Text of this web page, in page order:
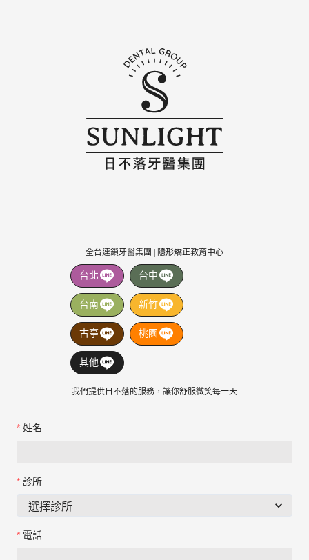
全台連鎖牙醫集團 | 隱形矯正教育中心
台北 台中
台南 新竹
古亭 桃園
其他
我們提供日不落的服務，讓你舒服微笑每一天
姓名
診所
電話